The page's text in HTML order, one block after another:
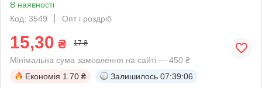
В наявності
Код: 3549
Опт і роздріб
15,30 ₴ 17 ₴
Мінімальна сума замовлення на сайті — 450 ₴
Економія 1.70 ₴ Залишилось 07:39:05